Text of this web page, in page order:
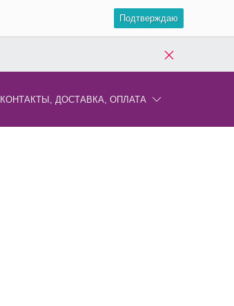
Подтверждаю
КОНТАКТЫ, ДОСТАВКА, ОПЛАТА